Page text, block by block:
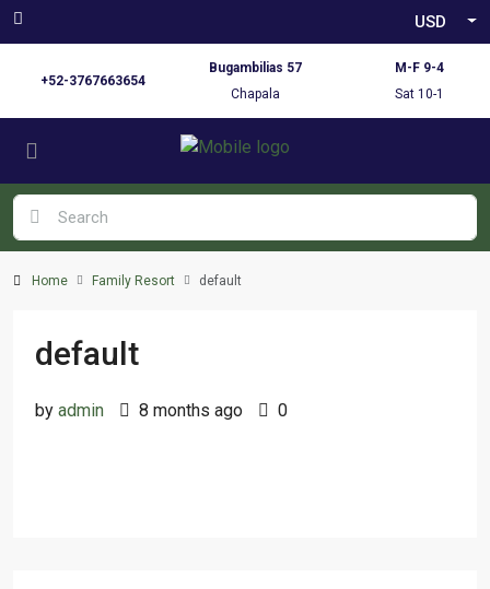
USD
+52-3767663654
Bugambilias 57
Chapala
M-F 9-4
Sat 10-1
Home Family Resort default
default
by admin 8 months ago 0